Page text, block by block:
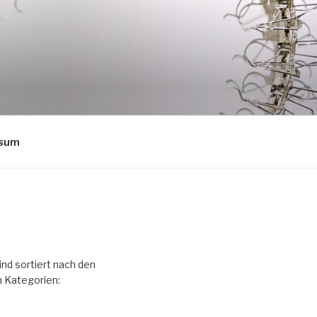
sortiert nach den
Kategorien: